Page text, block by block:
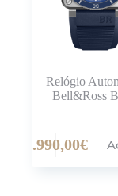
Relógio
Bell&Ross
3.990,00€